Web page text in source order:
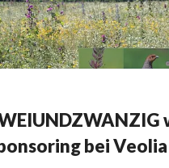
bei Veolia